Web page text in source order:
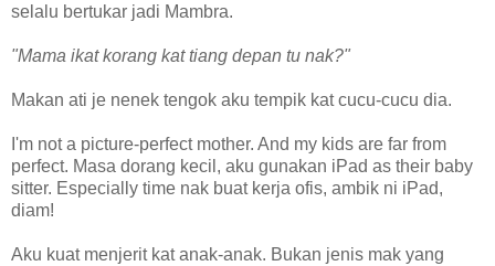
selalu bertukar jadi Mambra.
"Mama ikat korang kat tiang depan tu nak?"
Makan ati je nenek tengok aku tempik kat cucu-cucu dia.
I'm not a picture-perfect mother. And my kids are far from
perfect. Masa dorang kecil, aku gunakan iPad as their baby
sitter. Especially time nak buat kerja ofis, ambik ni iPad,
diam!
Aku kuat menjerit kat anak-anak. Bukan jenis mak yang